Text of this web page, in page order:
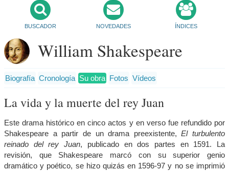
BUSCADOR NOVEDADES ÍNDICES
William Shakespeare
Biografía Cronología Su obra Fotos Vídeos
La vida y la muerte del rey Juan
Este drama histórico en cinco actos y en verso fue refundido por
Shakespeare a partir de un drama preexistente,El turbulento
reinado del rey Juan, publicado en dos partes en 1591. La
revisión, que Shakespeare marcó con su superior genio
dramático y poético, se hizo quizás en 1596-97 y no se imprimió